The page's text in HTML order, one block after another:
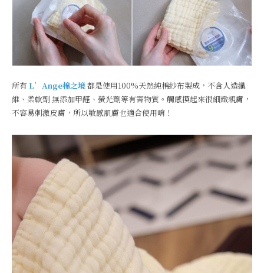
所有 L’Ange棉之境都是使用100%天然純棉紗布製成，不含人造纖
維、柔軟劑 無添加甲醛、螢光劑等有害物質。觸感摸起來很細緻親膚，
不容易刺激皮膚，所以敏感肌膚也適合使用唷！